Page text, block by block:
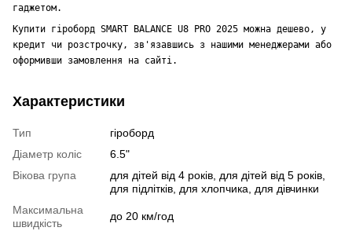
гаджетом.
Купити гіроборд SMART BALANCE U8 PRO 2025 можна дешево, у
кредит чи розстрочку, зв'язавшись з нашими менеджерами або
оформивши замовлення на сайті.
Характеристики
Тип
гіроборд
Діаметр коліс
6.5"
Вікова група
для дітей від 4 років, для дітей від 5 років,
для підлітків, для хлопчика, для дівчинки
Максимальна
швидкість
до 20 км/год